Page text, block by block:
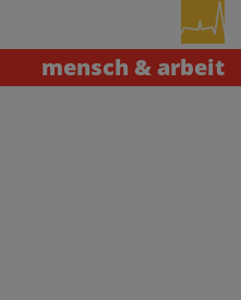
mensch & arbeit